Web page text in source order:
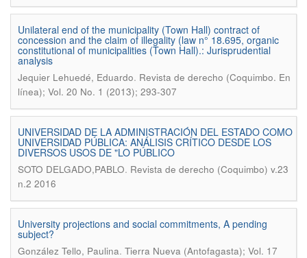
Unilateral end of the municipality (Town Hall) contract of
concession and the claim of illegality (law n° 18.695, organic
constitutional of municipalities (Town Hall).: Jurisprudential
analysis
Jequier Lehuedé, Eduardo. Revista de derecho (Coquimbo. En
línea); Vol. 20 No. 1 (2013); 293-307
UNIVERSIDAD DE LA ADMINISTRACIÓN DEL ESTADO COMO
UNIVERSIDAD PÚBLICA: ANÁLISIS CRÍTICO DESDE LOS
DIVERSOS USOS DE "LO PÚBLICO
SOTO DELGADO,PABLO. Revista de derecho (Coquimbo) v.23
n.2 2016
University projections and social commitments, A pending
subject?
González Tello, Paulina. Tierra Nueva (Antofagasta); Vol. 17